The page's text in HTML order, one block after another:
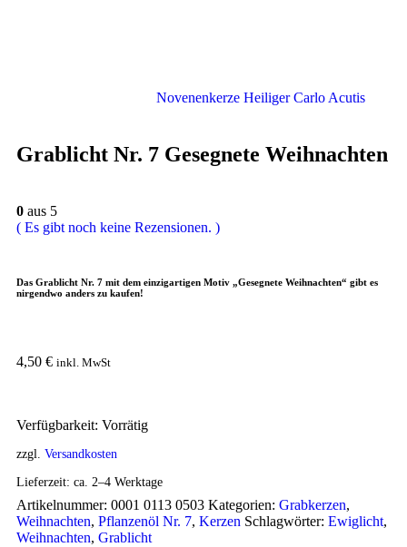
Novenenkerze Heiliger Carlo Acutis
Grablicht Nr. 7 Gesegnete Weihnachten
0 aus 5
( Es gibt noch keine Rezensionen. )
Das Grablicht Nr. 7 mit dem einzigartigen Motiv „Gesegnete Weihnachten“ gibt es
nirgendwo anders zu kaufen!
4,50 € inkl. MwSt
Verfügbarkeit: Vorrätig
zzgl. Versandkosten
Lieferzeit: ca. 2–4 Werktage
Artikelnummer: 0001 0113 0503 Kategorien: Grabkerzen,
Weihnachten, Pflanzenöl Nr. 7, Kerzen Schlagwörter: Ewiglicht,
Weihnachten, Grablicht